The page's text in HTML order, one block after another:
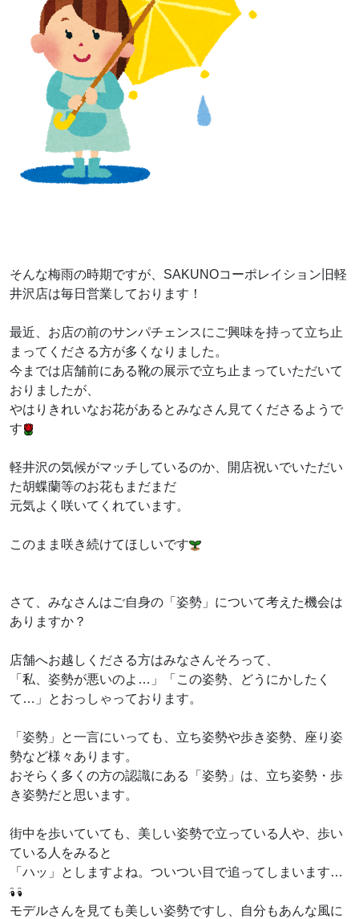
そんな梅雨の時期ですが、SAKUNOコーポレイション旧軽
井沢店は毎日営業しております！
最近、お店の前のサンパチェンスにご興味を持って立ち止
まってくださる方が多くなりました。
今までは店舗前にある靴の展示で立ち止まっていただいて
おりましたが、
やはりきれいなお花があるとみなさん見てくださるようで
す
軽井沢の気候がマッチしているのか、開店祝いでいただい
た胡蝶蘭等のお花もまだまだ
元気よく咲いてくれています。
このまま咲き続けてほしいです
さて、みなさんはご自身の「姿勢」について考えた機会は
ありますか？
店舗へお越しくださる方はみなさんそろって、
「私、姿勢が悪いのよ…」「この姿勢、どうにかしたく
て…」とおっしゃっております。
「姿勢」と一言にいっても、立ち姿勢や歩き姿勢、座り姿
勢など様々あります。
おそらく多くの方の認識にある「姿勢」は、立ち姿勢・歩
き姿勢だと思います。
街中を歩いていても、美しい姿勢で立っている人や、歩い
ている人をみると
「ハッ」としますよね。ついつい目で追ってしまいます…
モデルさんを見ても美しい姿勢ですし、自分もあんな風に